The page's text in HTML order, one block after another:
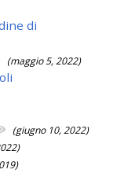
di
(maggio 5, 2022)
(giugno 10, 2022)